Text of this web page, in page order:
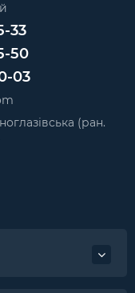
мікрофона білий
33
50
03
(ран.